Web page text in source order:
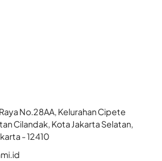
No.28AA, Kelurahan Cipete
Cilandak, Kota Jakarta Selatan,
- 12410